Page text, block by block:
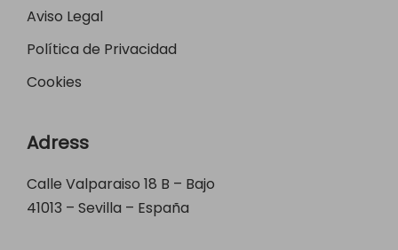
Aviso Legal
Política de Privacidad
Cookies
Adress
Calle Valparaiso 18 B – Bajo
41013 – Sevilla – España